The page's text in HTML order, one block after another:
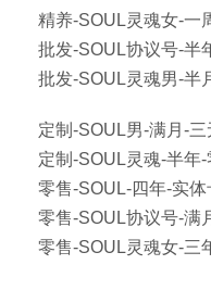
精养-SOUL灵魂女-一
批发-SOUL协议号-半
批发-SOUL灵魂男-半
定制-SOUL男-满月-三
定制-SOUL灵魂-半年-
零售-SOUL-四年-实体
零售-SOUL协议号-满
零售-SOUL灵魂女-三